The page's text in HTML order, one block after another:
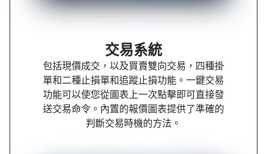
交易系統
包括現價成交，以及買賣雙向交易，四種掛
單和二種止損單和追蹤止損功能。一鍵交易
功能可以使您從圖表上一次點擊即可直接發
送交易命令。內置的報價圖表提供了準確的
判斷交易時機的方法。